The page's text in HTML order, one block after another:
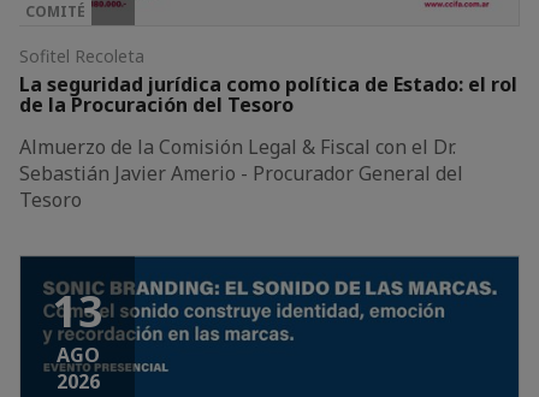
COMITÉ
Sofitel Recoleta
La seguridad jurídica como política de Estado: el rol
de la Procuración del Tesoro
Almuerzo de la Comisión Legal & Fiscal con el Dr.
Sebastián Javier Amerio - Procurador General del
Tesoro
13
AGO
2026